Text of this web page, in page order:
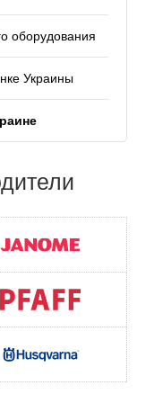
оборудования
Украины